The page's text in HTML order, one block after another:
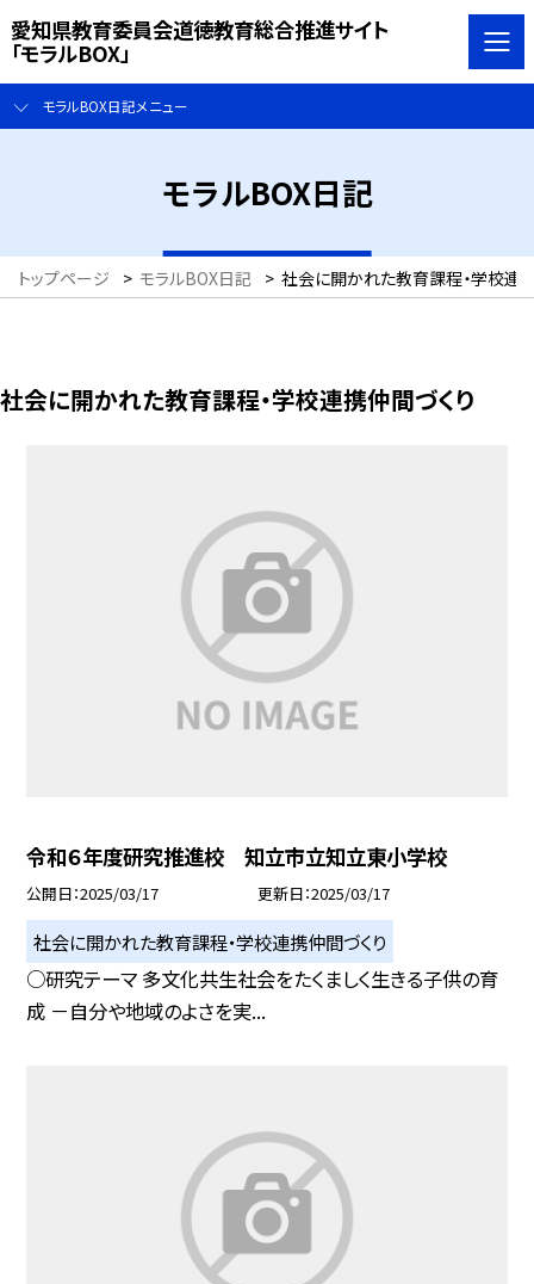
愛知県教育委員会道徳教育総合推進サイト
「モラルBOX」
モラルBOX日記メニュー
モラルBOX日記
トップページ > モラルBOX日記 > 社会に開かれた教育課程・学校連
社会に開かれた教育課程・学校連携仲間づくり
令和６年度研究推進校 知立市立知立東小学校
公開日 2025/03/17 更新日 2025/03/17
社会に開かれた教育課程・学校連携仲間づくり
○研究テーマ 多文化共生社会をたくましく生きる子供の育
成 －自分や地域のよさを実...